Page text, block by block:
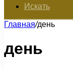
Искать
Главная/день
день